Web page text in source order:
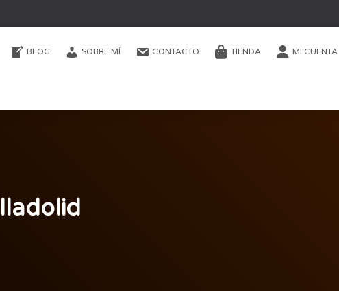
BLOG SOBRE MÍ CONTACTO TIENDA MI CUENTA